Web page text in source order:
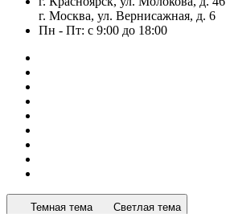
г. Москва, ул. Вернисажная, д. 6
Пн - Пт: с 9:00 до 18:00
Темная тема Светлая тема